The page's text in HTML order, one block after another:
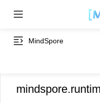
MindSpore